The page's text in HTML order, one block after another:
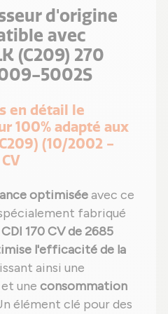
d'origine
avec
(C209) 270
5002S
en détail le
100% adapté aux
(10/2002 -
optimiséeavec ce
fabriqué
170 CV de 2685
l'efficacité de la
ainsi une
et une consommation
élément clé pour des